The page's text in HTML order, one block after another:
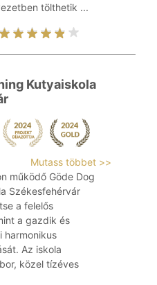
tölthetik ...
Kutyaiskola
Mutass többet >>
működő Göde Dog
Székesfehérvár
a felelős
a gazdik és
harmonikus
Az iskola
közel tízéves